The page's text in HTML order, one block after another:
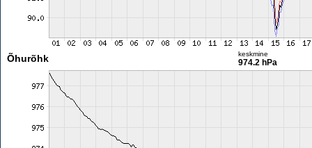
Õhurõhk keskmine
974.2 hPa